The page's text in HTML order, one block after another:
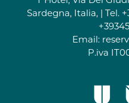
Sardegna, Italia, | Tel.
Email:
P.iva